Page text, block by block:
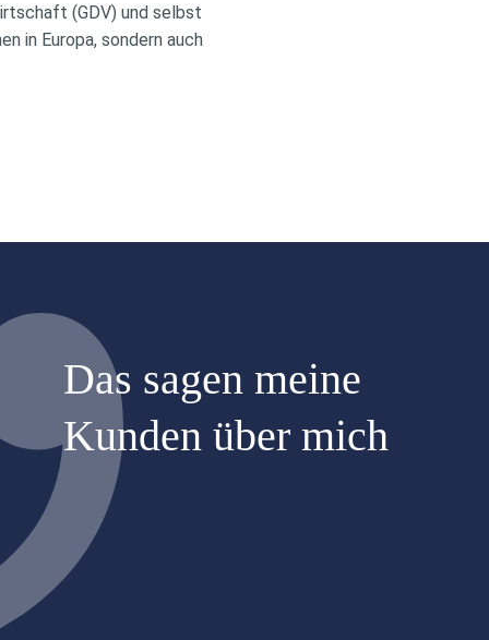
(GDV) und selbst
in Europa, sondern auch
Das sagen meine
Kunden über mich